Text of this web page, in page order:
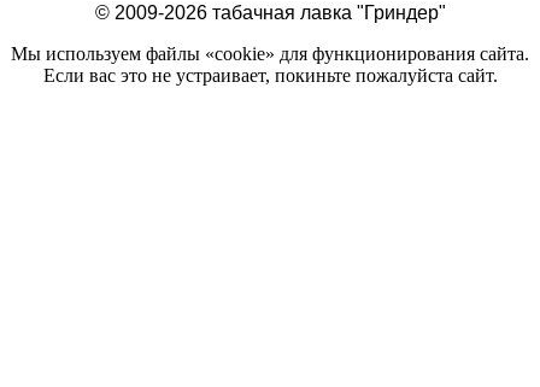
© 2009-2026 табачная лавка "Гриндер"
Мы используем файлы «cookie» для функционирования сайта.
Если вас это не устраивает, покиньте пожалуйста сайт.